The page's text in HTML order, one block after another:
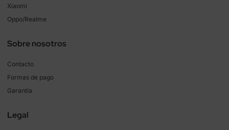
Xiaomi
Oppo/Realme
Sobre nosotros
Contacto
Formas de pago
Garantía
Legal